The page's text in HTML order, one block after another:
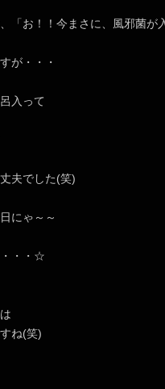
「お！！今まさに、風邪菌が
が・・・
入って
夫でした(笑)
にゃ～～
・・・☆
ね(笑)